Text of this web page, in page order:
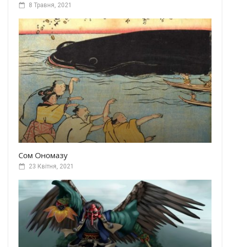
8 Травня, 2021
Сом Ономазу
23 Квітня, 2021